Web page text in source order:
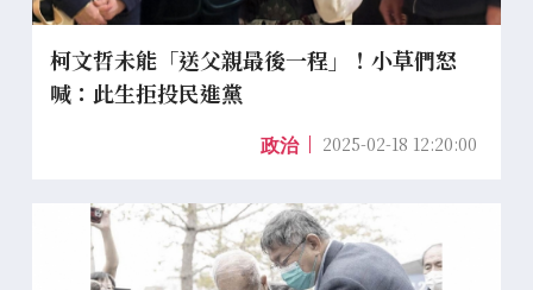
柯文哲未能「送父親最後一程」！小草們怒
喊：此生拒投民進黨
政治 2025-02-18 12:20:00